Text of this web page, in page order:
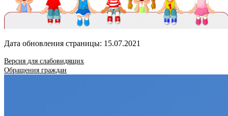
Дата обновления страницы: 15.07.2021
Версия для слабовидящих
Обращения граждан